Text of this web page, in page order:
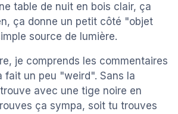
table de nuit en bois clair, ça
ça donne un petit côté "objet
source de lumière.
je comprends les commentaires
fait un peu "weird". Sans la
avec une tige noire en
ça sympa, soit tu trouves